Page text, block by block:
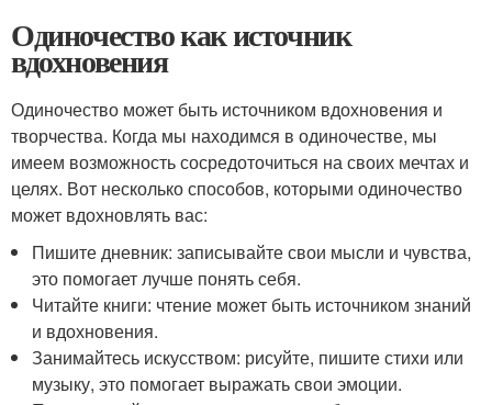
Одиночество как источник
вдохновения
Одиночество может быть источником вдохновения и
творчества. Когда мы находимся в одиночестве, мы
имеем возможность сосредоточиться на своих мечтах и
целях. Вот несколько способов, которыми одиночество
может вдохновлять вас:
Пишите дневник: записывайте свои мысли и чувства,
это помогает лучше понять себя.
Читайте книги: чтение может быть источником знаний
и вдохновения.
Занимайтесь искусством: рисуйте, пишите стихи или
музыку, это помогает выражать свои эмоции.